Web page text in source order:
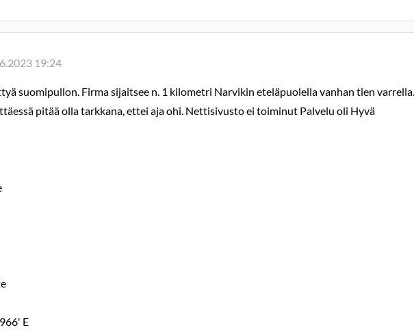
19:24
suomipullon. Firma sijaitsee n. 1 kilometri Narvikin eteläpuolella vanhan tien
pitää olla tarkkana, ettei aja ohi. Nettisivusto ei toiminut Palvelu oli Hyvä
E